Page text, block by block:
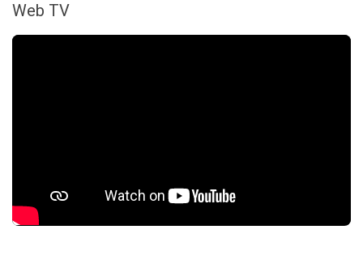
Web TV